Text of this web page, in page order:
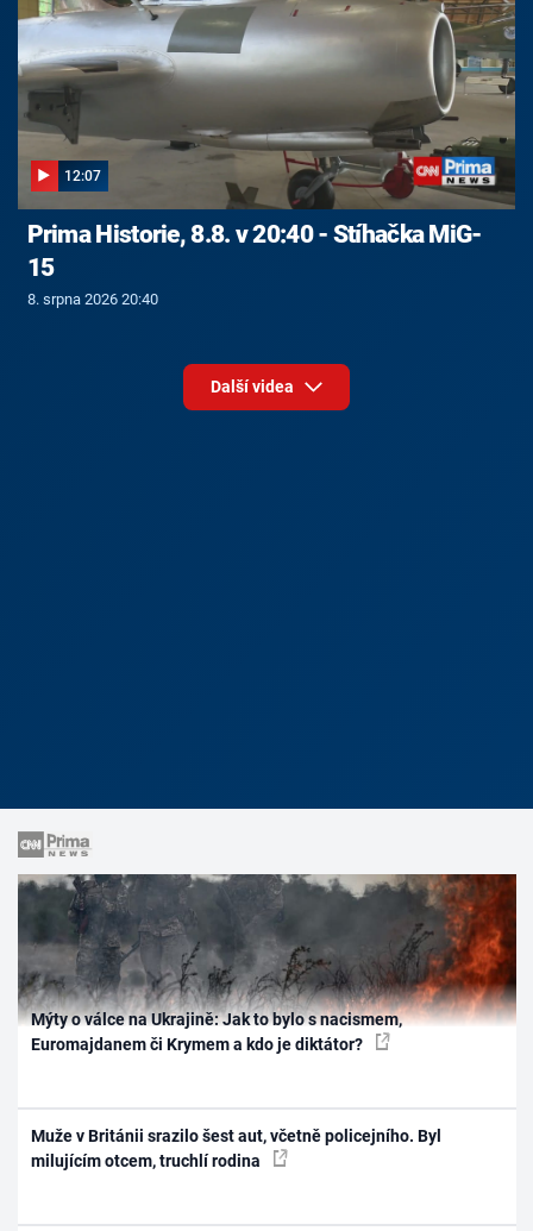
12:07
Prima Historie, 8.8. v 20:40 - Stíhačka MiG-
15
8. srpna 2026 20:40
Další videa
Mýty o válce na Ukrajině: Jak to bylo s nacismem,
Euromajdanem či Krymem a kdo je diktátor?
Muže v Británii srazilo šest aut, včetně policejního. Byl
milujícím otcem, truchlí rodina